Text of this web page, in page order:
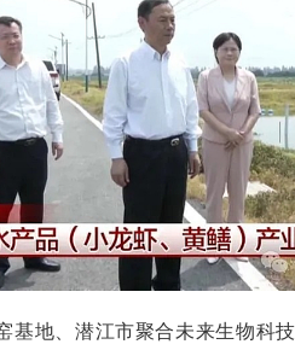
基地、潜江市聚合未来生物科